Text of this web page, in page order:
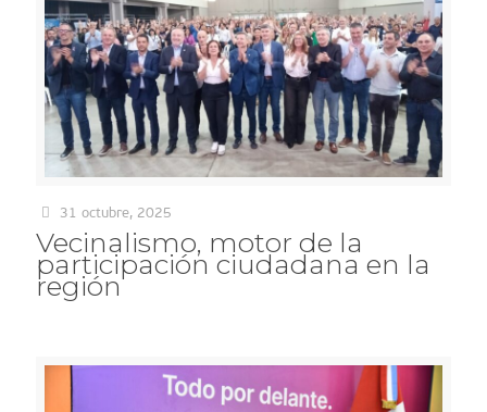
31 octubre, 2025
Vecinalismo, motor de la
participación ciudadana en la
región